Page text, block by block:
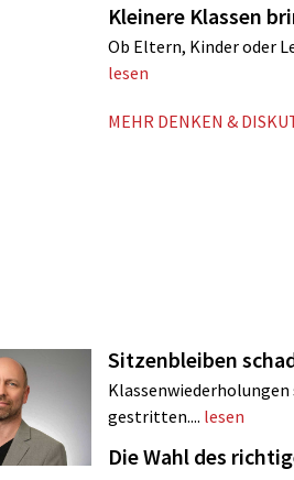
Kleinere Klassen
Ob Eltern, Kinder oder
lesen
MEHR DENKEN &
Sitzenbleiben
Klassenwiederholungen
gestritten.... lesen
Die Wahl des